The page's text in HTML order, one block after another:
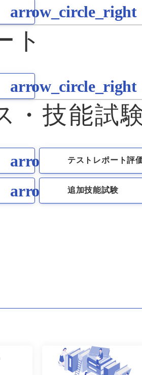
ト
・技能試
テストレポート評
追加技能試験